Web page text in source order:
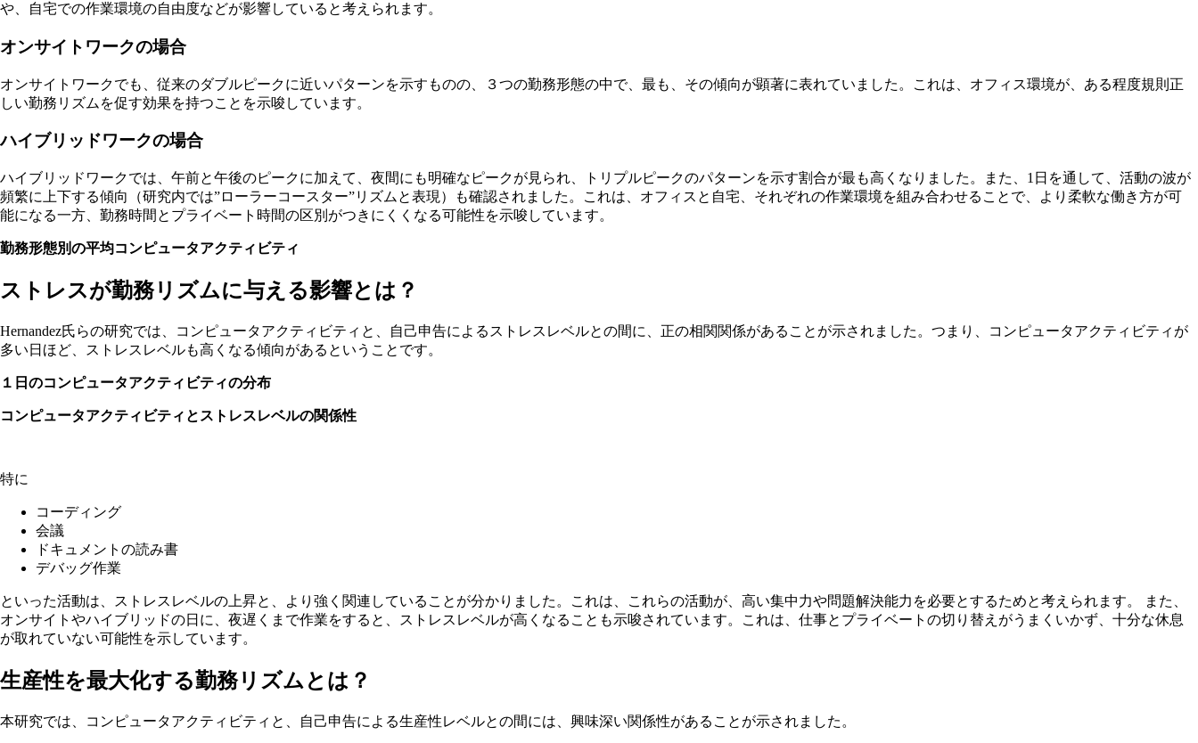
や、自宅での作業環境の自由度などが影響していると考えられます。
オンサイトワークの場合
オンサイトワークでも、従来のダブルピークに近いパターンを示すものの、３つの勤務形態の中で、最も、その傾向が顕著に表れていました。これは、オフィス環境が、ある程度規則正
しい勤務リズムを促す効果を持つことを示唆しています。
ハイブリッドワークの場合
ハイブリッドワークでは、午前と午後のピークに加えて、夜間にも明確なピークが見られ、トリプルピークのパターンを示す割合が最も高くなりました。また、1日を通して、活動の波が
頻繁に上下する傾向（研究内では”ローラーコースター”リズムと表現）も確認されました。これは、オフィスと自宅、それぞれの作業環境を組み合わせることで、より柔軟な働き方が可
能になる一方、勤務時間とプライベート時間の区別がつきにくくなる可能性を示唆しています。
勤務形態別の平均コンピュータアクティビティ
ストレスが勤務リズムに与える影響とは？
Hernandez氏らの研究では、コンピュータアクティビティと、自己申告によるストレスレベルとの間に、正の相関関係があることが示されました。つまり、コンピュータアクティビティが
多い日ほど、ストレスレベルも高くなる傾向があるということです。
１日のコンピュータアクティビティの分布
コンピュータアクティビティとストレスレベルの関係性
特に
コーディング
会議
ドキュメントの読み書
デバッグ作業
といった活動は、ストレスレベルの上昇と、より強く関連していることが分かりました。これは、これらの活動が、高い集中力や問題解決能力を必要とするためと考えられます。 また、
オンサイトやハイブリッドの日に、夜遅くまで作業をすると、ストレスレベルが高くなることも示唆されています。これは、仕事とプライベートの切り替えがうまくいかず、十分な休息
が取れていない可能性を示しています。
生産性を最大化する勤務リズムとは？
本研究では、コンピュータアクティビティと、自己申告による生産性レベルとの間には、興味深い関係性があることが示されました。